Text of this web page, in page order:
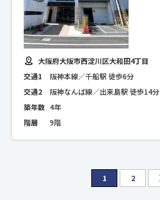
大阪府大阪市西淀川区大和田4丁目
交通1
阪神本線／千船駅 徒歩6分
交通2
阪神なんば線／出来島駅 徒歩14分
築年数 4年
階層
9階
1 2